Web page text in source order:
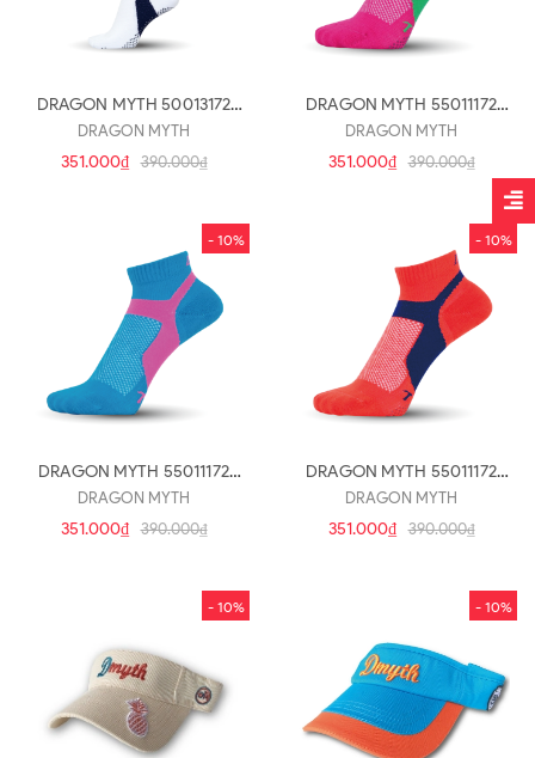
DRAGON MYTH 50013172
(V18)
DRAGON MYTH
351.000₫ 390.000₫
DRAGON MYTH 55011172
(V25)
DRAGON MYTH
351.000₫ 390.000₫
- 10%
DRAGON MYTH 55011172
(V24)
DRAGON MYTH
351.000₫ 390.000₫
- 10%
DRAGON MYTH 55011172
(V23)
DRAGON MYTH
351.000₫ 390.000₫
- 10% - 10%